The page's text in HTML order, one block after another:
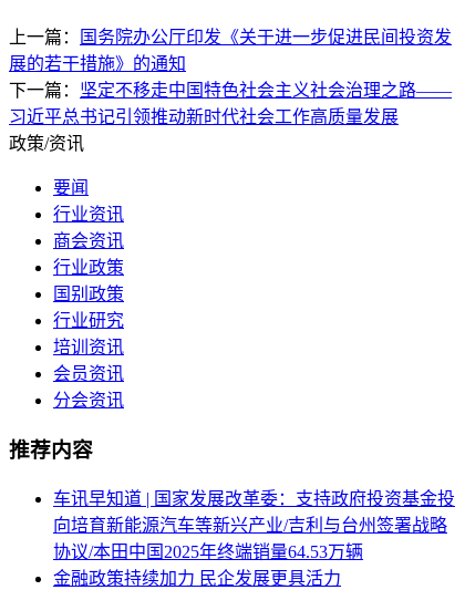
上一篇：
国务院办公厅印发《关于进一步促进民间投资发
展的若干措施》的通知
下一篇： 坚定不移走中国特色社会主义社会治理之路——
习近平总书记引领推动新时代社会工作高质量发展
政策/资讯
要闻
行业资讯
商会资讯
行业政策
国别政策
行业研究
培训资讯
会员资讯
分会资讯
推荐内容
车讯早知道 | 国家发展改革委：支持政府投资基金投
向培育新能源汽车等新兴产业/吉利与台州签署战略
协议/本田中国2025年终端销量64.53万辆
金融政策持续加力 民企发展更具活力